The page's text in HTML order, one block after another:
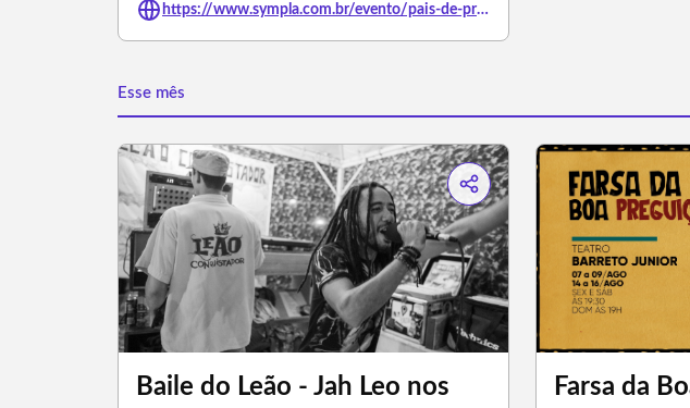
https://www.sympla.com.br/evento/pais-de-primeira-piada-stand-up-comedy-com-marcilio-rodrigues-e-davi-villa-real/3479713
Esse mês
Baile do Leão - Jah Leo nos
Farsa da